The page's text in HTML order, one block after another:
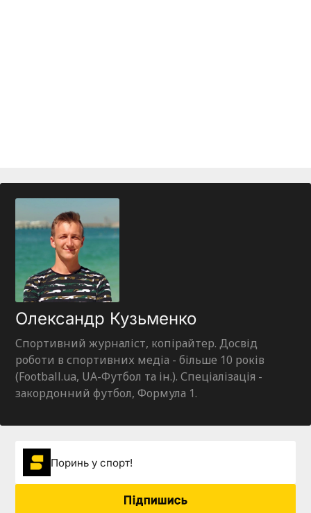
Олександр Кузьменко
Спортивний журналіст, копірайтер. Досвід
роботи в спортивних медіа - більше 10 років
(Football.ua, UA-Футбол та ін.). Спеціалізація -
закордонний футбол, Формула 1.
Поринь у спорт!
Підпишись